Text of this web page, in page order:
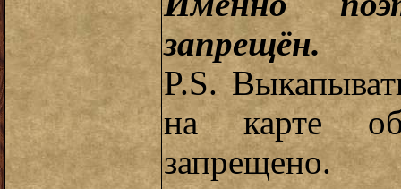
запрещён.
P.S.
на карте
запрещено.